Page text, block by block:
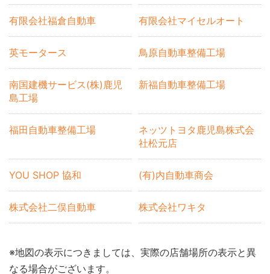
有限会社福倉自動車 有限会社マイセルオート
英モータース 鳥原自動車整備工場
南国建機サービス(株)鹿児
島工場
新福自動車整備工場
福田自動車整備工場
ネッツトヨタ鹿児島株式会
社松元店
YOU SHOP 協和 (有)内自動車商会
株式会社二俣自動車 株式会社ワキタ
※地図の表示につきましては、実際の店舗場所の表示と異
なる場合がございます。